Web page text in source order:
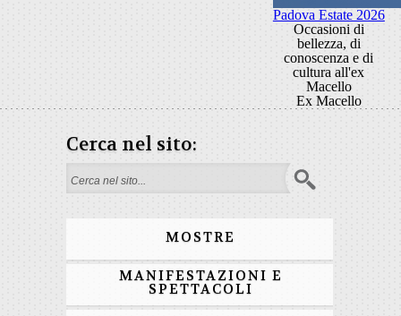
Padova Estate 2026
Occasioni di
bellezza, di
conoscenza e di
cultura all'ex
Macello
Ex Macello
Cerca nel sito:
Form di ricerca
MOSTRE
MANIFESTAZIONI E
SPETTACOLI